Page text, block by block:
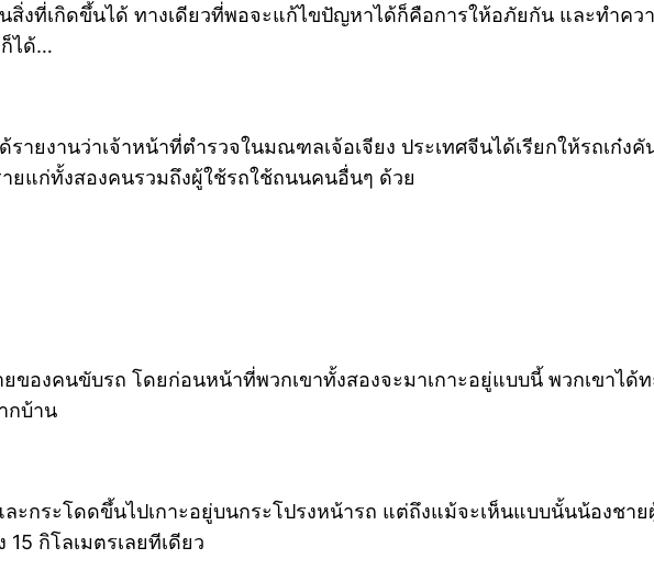
สิ่งที่เกิดขึ้นได้ ทางเดียวที่พอจะแก้ไขปัญหาได้ก็คือการให้อภัยกัน และทำค
ก็ได้…
ายงานว่าเจ้าหน้าที่ตำรวจในมณฑลเจ้อเจียง ประเทศจีนได้เรียกให้รถเก๋งคั
ยแก่ทั้งสองคนรวมถึงผู้ใช้รถใช้ถนนคนอื่นๆ ด้วย
องคนขับรถ โดยก่อนหน้าที่พวกเขาทั้งสองจะมาเกาะอยู่แบบนี้ พวกเขาได้
กบ้าน
ระโดดขึ้นไปเกาะอยู่บนกระโปรงหน้ารถ แต่ถึงแม้จะเห็นแบบนั้นน้องชา
กิโลเมตรเลยทีเดียว